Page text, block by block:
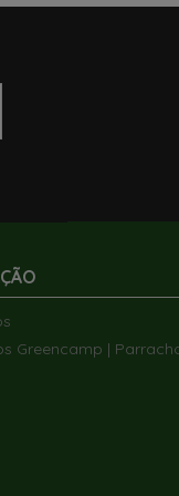
DE
carrinho
TAMPA
carrinho
Greencamp |